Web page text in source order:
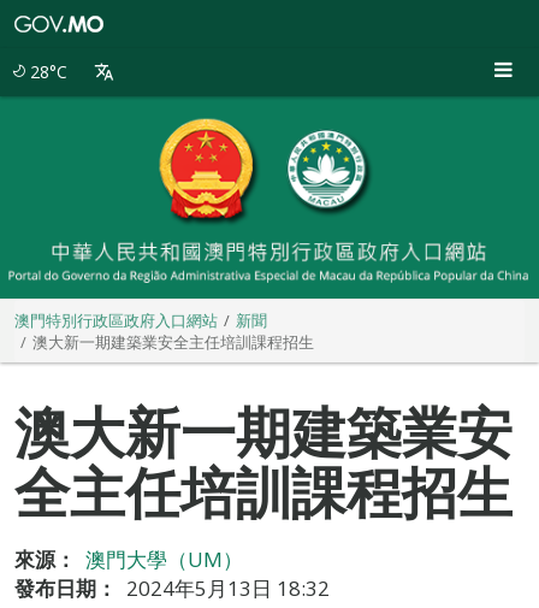
28°C
澳門特別行政區政府入口網站
新聞
澳大新一期建築業安全主任培訓課程招生
澳大新一期建築業安
全主任培訓課程招生
來源：
澳門大學（UM）
發布日期：
2024年5月13日 18:32